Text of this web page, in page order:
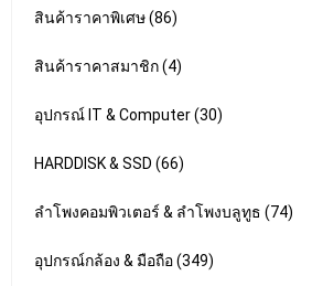
สินค้าราคาพิเศษ (86)
สินค้าราคาสมาชิก (4)
อุปกรณ์ IT & Computer (30)
HARDDISK & SSD (66)
ลำโพงคอมพิวเตอร์ & ลำโพงบลูทูธ (74)
อุปกรณ์กล้อง & มือถือ (349)